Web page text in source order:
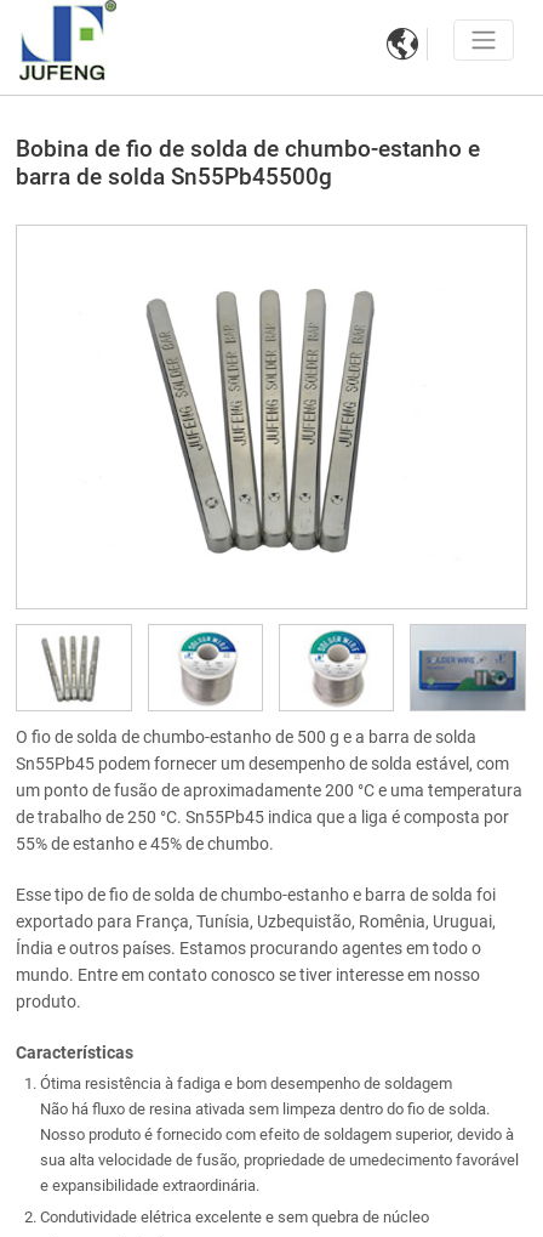

Bobina de fio de solda de chumbo-estanho e
barra de solda Sn55Pb45500g
O fio de solda de chumbo-estanho de 500 g e a barra de solda
Sn55Pb45 podem fornecer um desempenho de solda estável, com
um ponto de fusão de aproximadamente 200 °C e uma temperatura
de trabalho de 250 °C. Sn55Pb45 indica que a liga é composta por
55% de estanho e 45% de chumbo.
Esse tipo de fio de solda de chumbo-estanho e barra de solda foi
exportado para França, Tunísia, Uzbequistão, Romênia, Uruguai,
Índia e outros países. Estamos procurando agentes em todo o
mundo. Entre em contato conosco se tiver interesse em nosso
produto.
Características
Ótima resistência à fadiga e bom desempenho de soldagem
Não há fluxo de resina ativada sem limpeza dentro do fio de solda.
Nosso produto é fornecido com efeito de soldagem superior, devido à
sua alta velocidade de fusão, propriedade de umedecimento favorável
e expansibilidade extraordinária.
Condutividade elétrica excelente e sem quebra de núcleo